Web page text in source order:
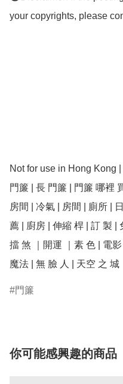
your copyrights, please
Not for use in Hong Kong
門簾 | 長 門簾 | 門簾 哪裡
房間 | 冷氣 | 房間 | 廁所 |
薦 | 廚房 | 伸縮 桿 | 訂 製 |
擋 煞 ｜開運 ｜素 色 | 電
魔法 | 無 臉 人 | 天空 之 城
門簾
你可能感興趣的商品